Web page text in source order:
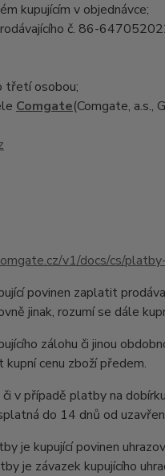
kupujícím v objednávce;
č. 86-
třetí osobou;
Comgate(Comgate, a.s.,
v1/docs/cs/
povinen zaplatit
jinak, rozumí se dále
zálohu či jinou
cenu zboží předem.
případě platby na
do 14 dnů od
kupující povinen
je závazek kupujícího